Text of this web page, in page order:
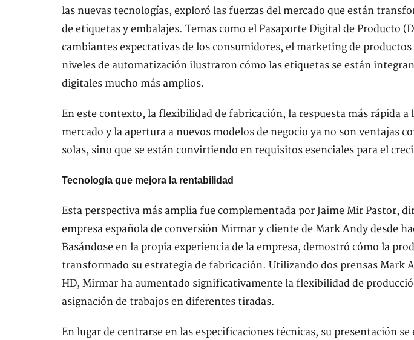
las nuevas tecnologías, exploró las fuerzas del mercado que están
de etiquetas y embalajes. Temas como el Pasaporte Digital de Producto
cambiantes expectativas de los consumidores, el marketing de productos
niveles de automatización ilustraron cómo las etiquetas se están
digitales mucho más amplios.
En este contexto, la flexibilidad de fabricación, la respuesta más rápida a
mercado y la apertura a nuevos modelos de negocio ya no son ventajas
solas, sino que se están convirtiendo en requisitos esenciales para el
Tecnología que mejora la rentabilidad
Esta perspectiva más amplia fue complementada por Jaime Mir Pastor,
empresa española de conversión Mirmar y cliente de Mark Andy desde
Basándose en la propia experiencia de la empresa, demostró cómo la
transformado su estrategia de fabricación. Utilizando dos prensas Mark
HD, Mirmar ha aumentado significativamente la flexibilidad de
asignación de trabajos en diferentes tiradas.
En lugar de centrarse en las especificaciones técnicas, su presentación